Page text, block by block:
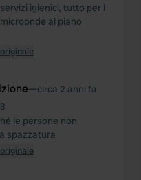
igienici, tutto per i
al piano
—circa 2 anni fa
le persone non
spazzatura